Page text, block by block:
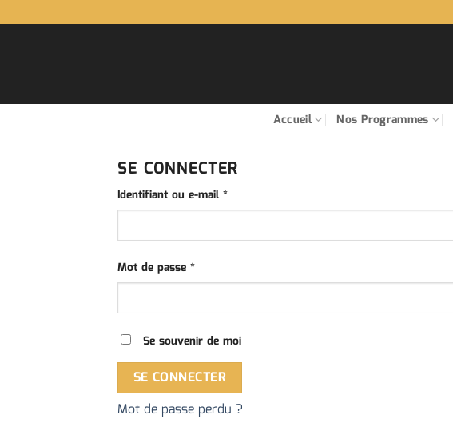
au
Accueil Nos Programmes
SE CONNECTER
Identifiant ou e-mail*Obligatoire
Mot de passe *Obligatoire
Se souvenir de moi
SE CONNECTER
Mot de passe perdu ?